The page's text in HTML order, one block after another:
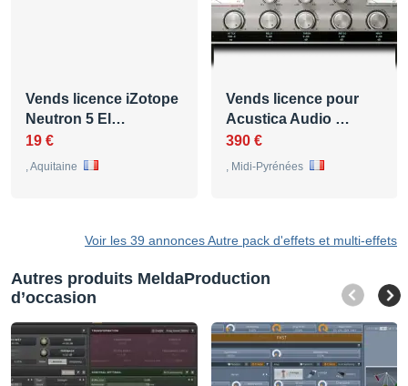
Vends licence iZotope
Neutron 5 El…
19 €
, Aquitaine
Vends licence pour
Acustica Audio …
390 €
, Midi-Pyrénées
Voir les 39 annonces Autre pack d'effets et multi-effets
Autres produits MeldaProduction
d’occasion